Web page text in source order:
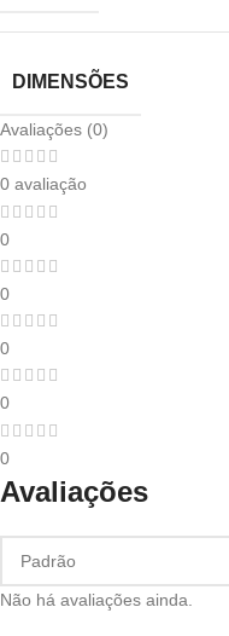
DIMENSÕES
Avaliações (0)
0 avaliação
0
0
0
0
0
Avaliações
Não há avaliações ainda.